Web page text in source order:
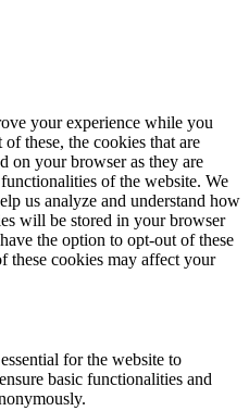
your experience while you
these, the cookies that are
on your browser as they are
of the website. We
us analyze and understand how
will be stored in your browser
the option to opt-out of these
these cookies may affect your
for the website to
basic functionalities and